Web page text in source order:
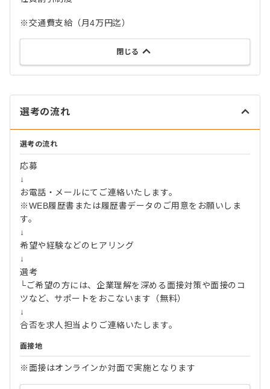
※交通費支給（月4万円迄）
閉じる
選考の流れ
選考の流れ
応募
↓
お電話・メールにてご連絡いたします。
※WEB履歴書または履歴書データのご用意をお願いしま
す。
↓
希望や経験などのヒアリング
↓
選考
└ご希望の方には、企業理解を深める面接対策や面接のコ
ツなど、サポートをおこないます（無料）
↓
合否を求人担当よりご連絡いたします。
面接地
※面接はオンラインか対面で実施となります